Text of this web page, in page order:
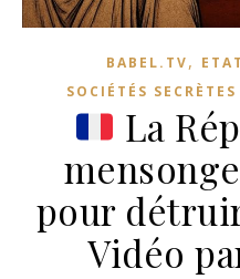
BABEL.TV,
SOCIÉTÉS
La
pour
Vidéo